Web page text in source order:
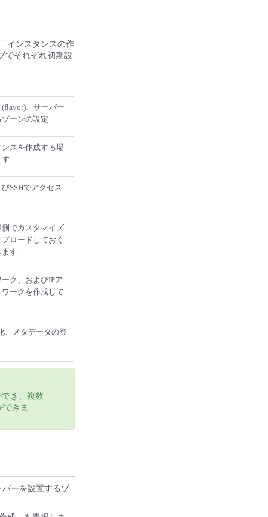
インスタンスの作
でそれぞれ初期設
、サーバー
ーンの設定
スを作成する場
SSHでアクセス
でカスタマイズ
ロードしておく
す
ク、およびIPア
ークを作成して
、メタデータの登
き、複数
できま
ーを設置するゾ